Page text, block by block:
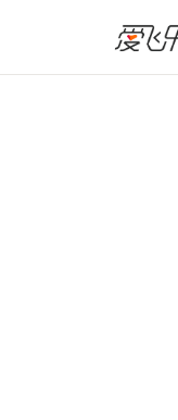
爱飞乐游